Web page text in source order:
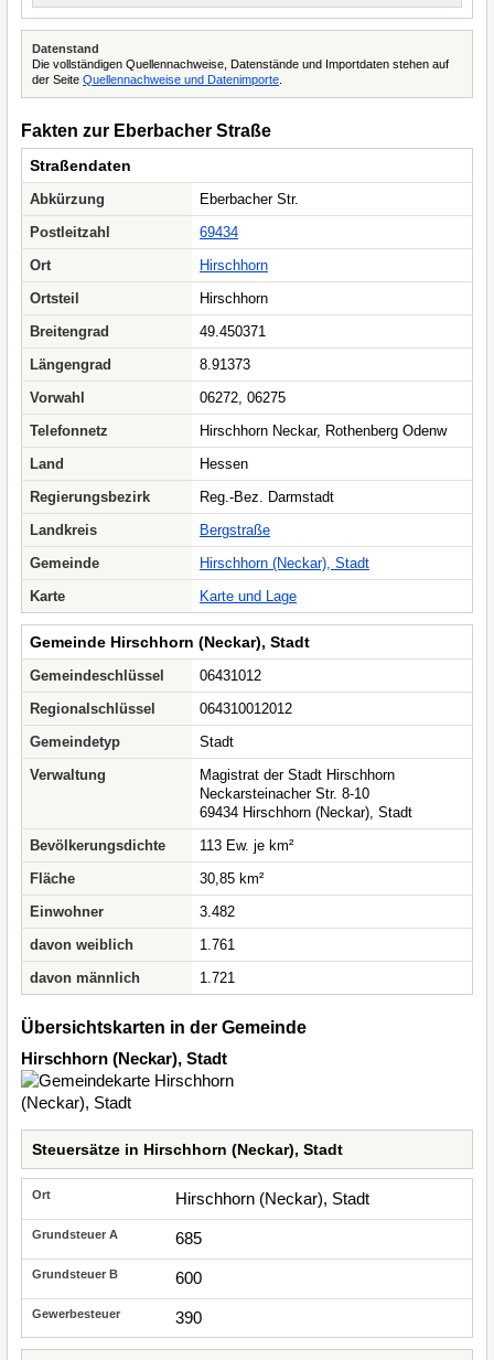
Datenstand
Die vollständigen Quellennachweise, Datenstände und Importdaten stehen auf
der Seite Quellennachweise und Datenimporte
Fakten zur Eberbacher Straße
Straßendaten
Abkürzung
Eberbacher Str.
Postleitzahl
69434
Ort
Hirschhorn
Ortsteil
Hirschhorn
Breitengrad
49.450371
Längengrad
8.91373
Vorwahl
06272, 06275
Telefonnetz
Hirschhorn Neckar, Rothenberg Odenw
Land
Hessen
Regierungsbezirk
Reg.-Bez. Darmstadt
Landkreis
Bergstraße
Gemeinde
Hirschhorn (Neckar), Stadt
Karte
Karte und Lage
Gemeinde Hirschhorn (Neckar), Stadt
Gemeindeschlüssel
06431012
Regionalschlüssel
064310012012
Gemeindetyp
Stadt
Verwaltung
Magistrat der Stadt Hirschhorn
Neckarsteinacher Str. 8-10
69434 Hirschhorn (Neckar), Stadt
Bevölkerungsdichte
113 Ew. je km²
Fläche
30,85 km²
Einwohner
3.482
davon weiblich
1.761
davon männlich
1.721
Übersichtskarten in der Gemeinde
Hirschhorn (Neckar), Stadt
Steuersätze in Hirschhorn (Neckar), Stadt
Hirschhorn (Neckar), Stadt
685
600
390